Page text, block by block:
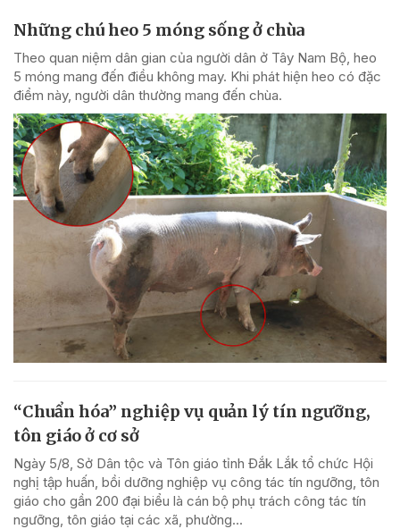
Những chú heo 5 móng sống ở chùa
Theo quan niệm dân gian của người dân ở Tây Nam Bộ, heo
5 móng mang đến điều không may. Khi phát hiện heo có đặc
điểm này, người dân thường mang đến chùa.
“Chuẩn hóa” nghiệp vụ quản lý tín ngưỡng,
tôn giáo ở cơ sở
Ngày 5/8, Sở Dân tộc và Tôn giáo tỉnh Đắk Lắk tổ chức Hội
nghị tập huấn, bồi dưỡng nghiệp vụ công tác tín ngưỡng, tôn
giáo cho gần 200 đại biểu là cán bộ phụ trách công tác tín
ngưỡng, tôn giáo tại các xã, phường...